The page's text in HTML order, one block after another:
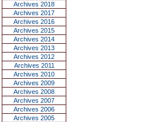
Archives 2018
Archives 2017
Archives 2016
Archives 2015
Archives 2014
Archives 2013
Archives 2012
Archives 2011
Archives 2010
Archives 2009
Archives 2008
Archives 2007
Archives 2006
Archives 2005